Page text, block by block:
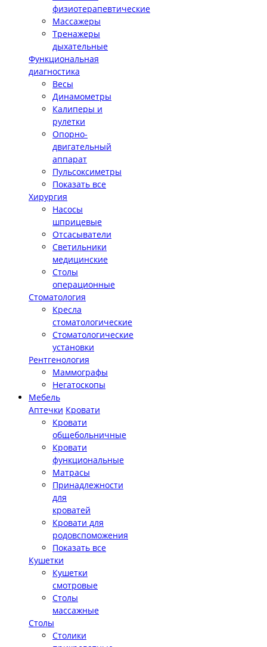
физиотерапевтические
Массажеры
Тренажеры
дыхательные
Функциональная
диагностика
Весы
Динамометры
Калиперы и
рулетки
Опорно-
двигательный
аппарат
Пульсоксиметры
Показать все
Хирургия
Насосы
шприцевые
Отсасыватели
Светильники
медицинские
Столы
операционные
Стоматология
Кресла
стоматологические
Стоматологические
установки
Рентгенология
Маммографы
Негатоскопы
Мебель
Аптечки Кровати
Кровати
общебольничные
Кровати
функциональные
Матрасы
Принадлежности
для
кроватей
Кровати для
родовспоможения
Показать все
Кушетки
Кушетки
смотровые
Столы
массажные
Столы
Столики